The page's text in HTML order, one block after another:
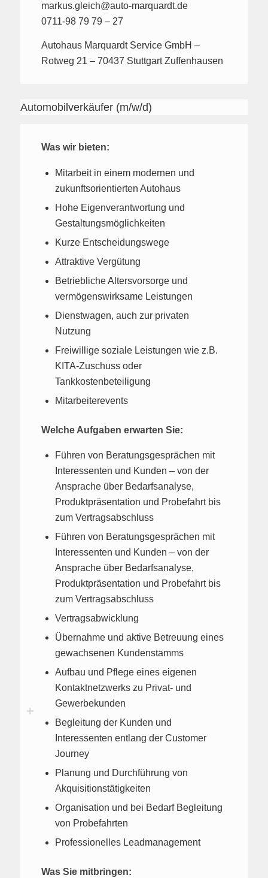
markus.gleich@auto-marquardt.de
0711-98 79 79 – 27
Autohaus Marquardt Service GmbH –
Rotweg 21 – 70437 Stuttgart Zuffenhausen
Automobilverkäufer (m/w/d)
Was wir bieten:
Mitarbeit in einem modernen und
zukunftsorientierten Autohaus
Hohe Eigenverantwortung und
Gestaltungsmöglichkeiten
Kurze Entscheidungswege
Attraktive Vergütung
Betriebliche Altersvorsorge und
vermögenswirksame Leistungen
Dienstwagen, auch zur privaten
Nutzung
Freiwillige soziale Leistungen wie z.B.
KITA-Zuschuss oder
Tankkostenbeteiligung
Mitarbeiterevents
Welche Aufgaben erwarten Sie:
Führen von Beratungsgesprächen mit
Interessenten und Kunden – von der
Ansprache über Bedarfsanalyse,
Produktpräsentation und Probefahrt bis
zum Vertragsabschluss
Führen von Beratungsgesprächen mit
Interessenten und Kunden – von der
Ansprache über Bedarfsanalyse,
Produktpräsentation und Probefahrt bis
zum Vertragsabschluss
Vertragsabwicklung
Übernahme und aktive Betreuung eines
gewachsenen Kundenstamms
Aufbau und Pflege eines eigenen
Kontaktnetzwerks zu Privat- und
Gewerbekunden
Begleitung der Kunden und
Interessenten entlang der Customer
Journey
Planung und Durchführung von
Akquisitionstätigkeiten
Organisation und bei Bedarf Begleitung
von Probefahrten
Professionelles Leadmanagement
Was Sie mitbringen: